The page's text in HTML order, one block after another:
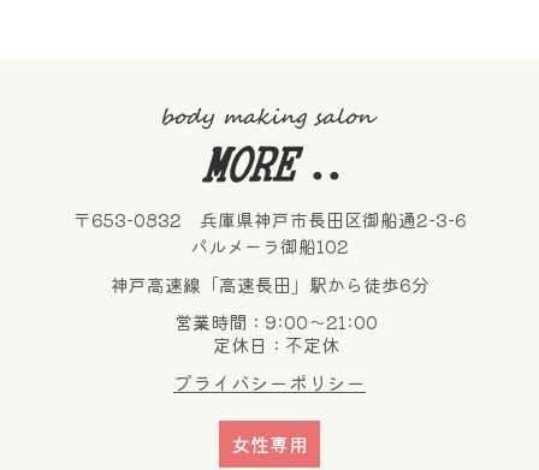
〒653-0832 兵庫県神戸市長田区御船通2-3-6
パルメーラ御船102
神戸高速線「高速長田」駅から徒歩6分
営業時間：9:00～21:00
定休日：不定休
プライバシーポリシー
女性専用